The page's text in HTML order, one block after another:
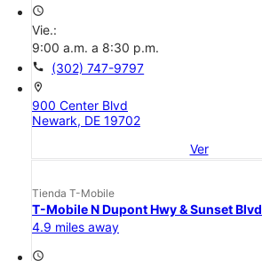
access_time
Vie.:
9:00 a.m. a 8:30 p.m.
call (302) 747-9797
location_on
900 Center Blvd
Newark, DE 19702
Ver
Tienda T-Mobile
T-Mobile N Dupont Hwy & Sunset Blvd
4.9 miles away
access_time